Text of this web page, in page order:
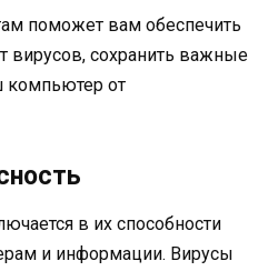
поможет вам обеспечить
вирусов, сохранить важные
компьютер от
в их способности
и информации. Вирусы